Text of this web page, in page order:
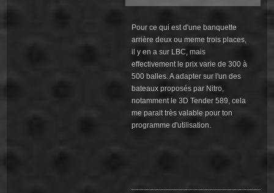
Pour ce qui est d'une banquette
arrière deux ou meme trois places,
il y en a sur LBC, mais
effectivement le prix varie de 300 à
500 balles. A adapter sur l'un des
bateaux proposés par Nitro,
notamment le 3D Tender 589, cela
me parait très valable pour ton
programme d'utilisation.